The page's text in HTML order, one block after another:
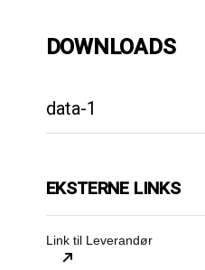
DOWNLOADS
data-1
EKSTERNE LINKS
Link til Leverandør